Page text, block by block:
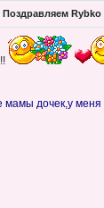
Поздравляем
мамы дочек,у